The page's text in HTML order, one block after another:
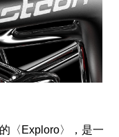
〈Exploro〉，是一